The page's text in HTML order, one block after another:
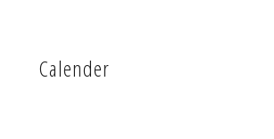
Calender